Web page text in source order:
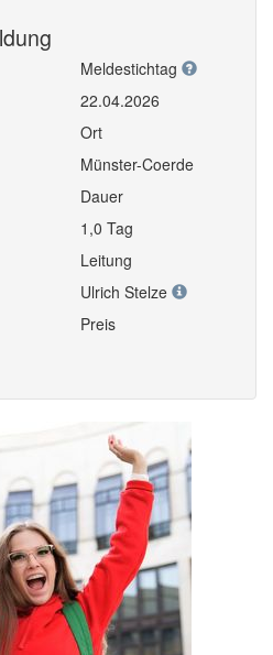
Meldestichtag
22.04.2026
Ort
Münster-Coerde
Dauer
1,0 Tag
Leitung
Ulrich Stelze
Preis